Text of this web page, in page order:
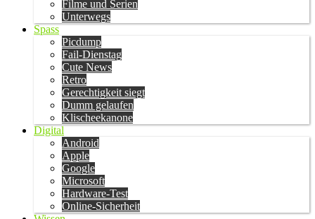
Filme und Serien
Unterwegs
Spass
Picdump
Fail-Dienstag
Cute News
Retro
Gerechtigkeit siegt
Dumm gelaufen
Klischeekanone
Digital
Android
Apple
Google
Microsoft
Hardware-Test
Online-Sicherheit